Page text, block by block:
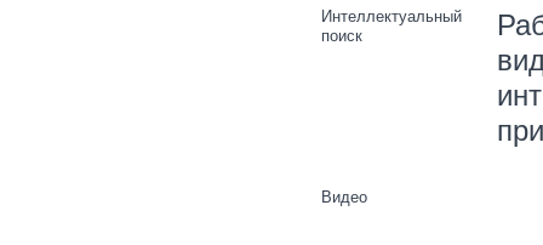
Интеллектуальный
поиск
Видео